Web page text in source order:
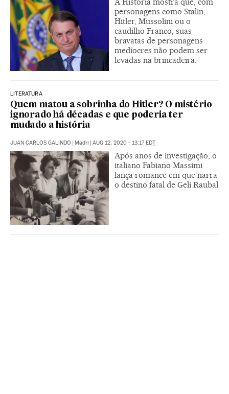
personagens como Stalin,
Hitler, Mussolini ou o
caudilho Franco, suas
bravatas de personagens
medíocres não podem ser
levadas na brincadeira.
LITERATURA
Quem matou a sobrinha do Hitler? O mistério
ignorado há décadas e que poderia ter
mudado a história
JUAN CARLOS GALINDO | Madri | AUG 12, 2020 - 13:17EDT
Após anos de investigação, o
italiano Fabiano Massimi
lança romance em que narra
o destino fatal de Geli Raubal